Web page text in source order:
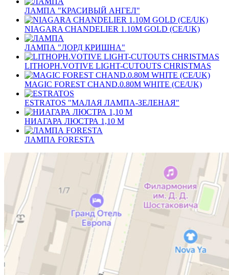
ЛАМПА "КРАСИВЫЙ АНГЕЛ"
NIAGARA CHANDELIER 1.10M GOLD (CE/UK)
ЛАМПА "ЛОРД КРИШНА"
LITHOPH.VOTIVE LIGHT-CUTOUTS CHRISTMAS
MAGIC FOREST CHAND.0.80M WHITE (CE/UK)
ESTRATOS "МАЛАЯ ЛАМПА-ЗЕЛЕНАЯ"
НИАГАРА ЛЮСТРА 1,10 M
ЛАМПА FORESTA